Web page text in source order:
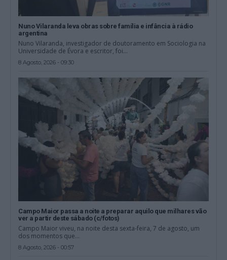
Nuno Vilaranda leva obras sobre família e infância à rádio
argentina
Nuno Vilaranda, investigador de doutoramento em Sociologia na
Universidade de Évora e escritor, foi...
8 Agosto, 2026 - 09:30
Campo Maior passa a noite a preparar aquilo que milhares vão
ver a partir deste sábado (c/fotos)
Campo Maior viveu, na noite desta sexta-feira, 7 de agosto, um
dos momentos que...
8 Agosto, 2026 - 00:57